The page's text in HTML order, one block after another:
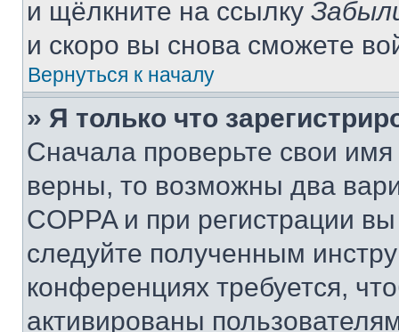
и щёлкните на ссылку
и скоро вы снова сможете
Вернуться к началу
» Я только что
Сначала проверьте свои
верны, то возможны два
COPPA и при регистрации
следуйте полученным
конференциях требуется,
активированы